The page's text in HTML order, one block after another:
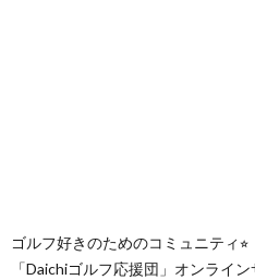
ゴルフ好きのためのコミュニティ⭐︎
「Daichiゴルフ応援団」オンライン